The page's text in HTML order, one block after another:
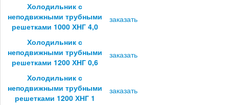
Холодильник с
неподвижными трубными
решетками 1000 ХНГ 4,0
заказать
Холодильник с
неподвижными трубными
решетками 1200 ХНГ 0,6
заказать
Холодильник с
неподвижными трубными
решетками 1200 ХНГ 1
заказать